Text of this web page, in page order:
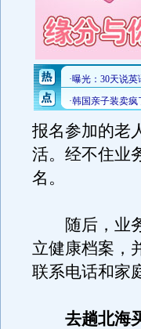
报名参加的老
活。经不住业
名。
随后，业务
立健康档案，
联系电话和家
去趟北海